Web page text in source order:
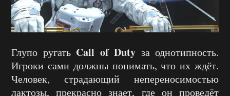
Глупо ругать Call of Duty за однотипность.
Игроки сами должны понимать, что их ждёт.
Человек, страдающий непереносимостью
лактозы, прекрасно знает, где он проведёт